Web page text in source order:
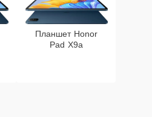
Планшет Honor
Pad X9a